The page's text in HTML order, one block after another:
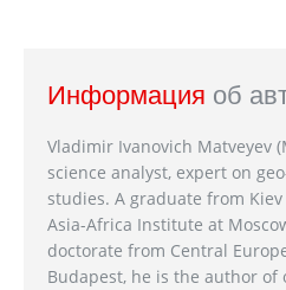
Информация об
Vladimir Ivanovich Matveyev
science analyst, expert on
studies. A graduate from
Asia-Africa Institute at
doctorate from Central
Budapest, he is the author of